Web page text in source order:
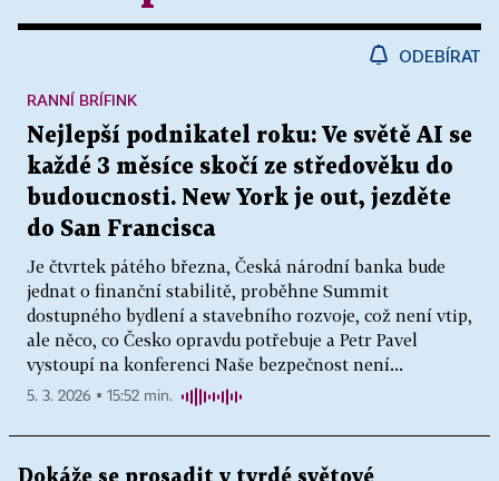
ODEBÍRAT
Nejlepší podnikatel roku: Ve světě AI se
každé 3 měsíce skočí ze středověku do
budoucnosti. New York je out, jezděte
do San Francisca
Je čtvrtek pátého března, Česká národní banka bude
jednat o finanční stabilitě, proběhne Summit
dostupného bydlení a stavebního rozvoje, což není vtip,
ale něco, co Česko opravdu potřebuje a Petr Pavel
vystoupí na konferenci Naše bezpečnost není...
RANNÍ BRÍFINK
5. 3. 2026 ▪ 15:52 min.
Dokáže se prosadit v tvrdé světové